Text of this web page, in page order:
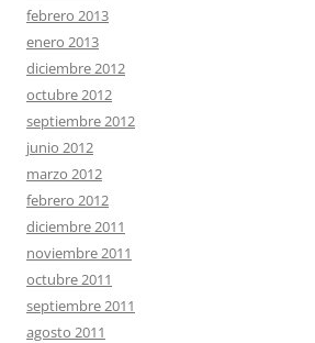
febrero 2013
enero 2013
diciembre 2012
octubre 2012
septiembre 2012
junio 2012
marzo 2012
febrero 2012
diciembre 2011
noviembre 2011
octubre 2011
septiembre 2011
agosto 2011